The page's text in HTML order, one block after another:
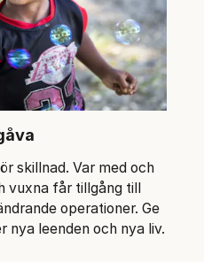
skillnad. Var med och
vuxna får tillgång till
operationer. Ge
nya leenden och nya liv.